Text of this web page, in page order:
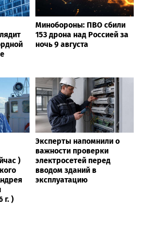
Минобороны: ПВО сбили
153 дрона над Россией за
ночь 9 августа
)
г. )
Эксперты напомнили о
важности проверки
электросетей перед
вводом зданий в
эксплуатацию